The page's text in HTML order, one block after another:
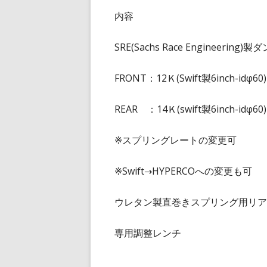
内容
SRE(Sachs Race Engineering)製ダ
FRONT：12Ｋ(Swift製6inch-idφ60)
REAR ：14Ｋ(swift製6inch-idφ60)
※スプリングレートの変更可
※Swift→HYPERCOへの変更も可
ウレタン製直巻きスプリング用リ
専用調整レンチ